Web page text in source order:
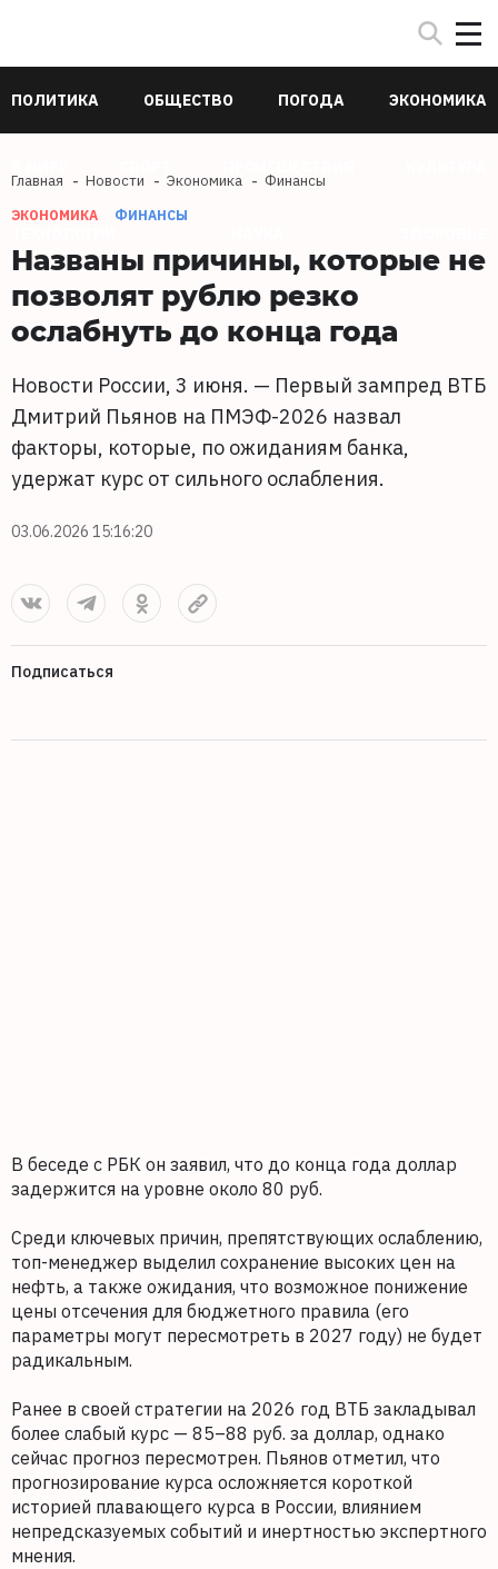
ПОЛИТИКА ОБЩЕСТВО ПОГОДА ЭКОНОМИКА
Главная Новости Экономика Финансы
ЭКОНОМИКА ФИНАНСЫ
Названы причины, которые не
позволят рублю резко
ослабнуть до конца года
Новости России, 3 июня. — Первый зампред ВТБ
Дмитрий Пьянов на ПМЭФ-2026 назвал
факторы, которые, по ожиданиям банка,
удержат курс от сильного ослабления.
03.06.2026 15:16:20
Подписаться
В беседе с РБК он заявил, что до конца года доллар
задержится на уровне около 80 руб.
Среди ключевых причин, препятствующих ослаблению,
топ-менеджер выделил сохранение высоких цен на
нефть, а также ожидания, что возможное понижение
цены отсечения для бюджетного правила (его
параметры могут пересмотреть в 2027 году) не будет
радикальным.
Ранее в своей стратегии на 2026 год ВТБ закладывал
более слабый курс — 85–88 руб. за доллар, однако
сейчас прогноз пересмотрен. Пьянов отметил, что
прогнозирование курса осложняется короткой
историей плавающего курса в России, влиянием
непредсказуемых событий и инертностью экспертного
мнения.